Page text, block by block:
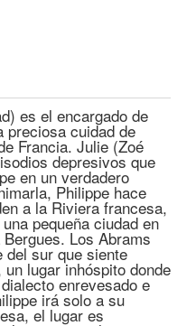
es el encargado de
preciosa cuidad de
Francia. Julie (Zoé
depresivos que
en un verdadero
Philippe hace
a la Riviera francesa,
pequeña ciudad en
Los Abrams
del sur que siente
lugar inhóspito donde
enrevesado e
irá solo a su
el lugar es